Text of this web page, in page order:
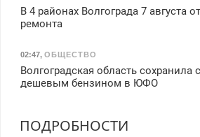
В 4 районах Волгограда 7 августа
ремонта
02:47, ОБЩЕСТВО
Волгоградская область сохранила
дешевым бензином в ЮФО
ПОДРОБНОСТИ